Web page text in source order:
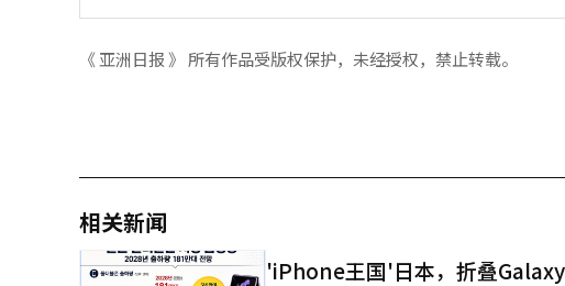
《 亚洲日报 》 所有作品受版权保护，未经授权，禁止转载。
相关新闻
'iPhone王国'日本，折叠